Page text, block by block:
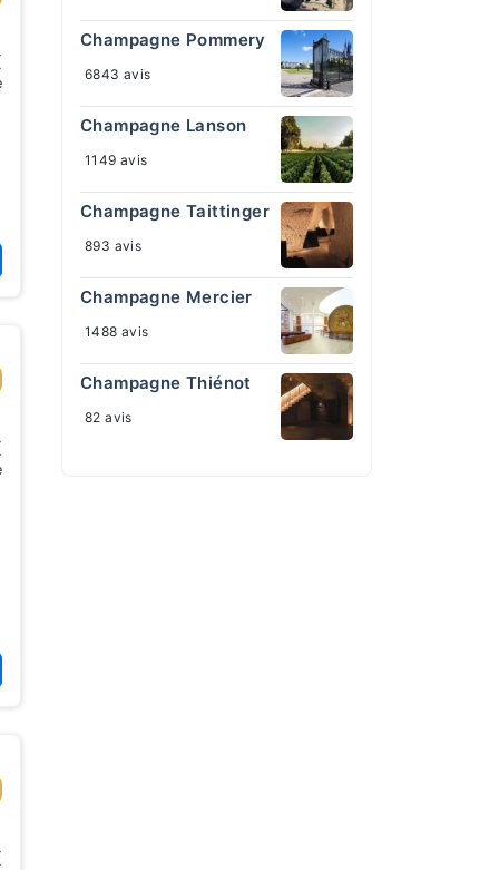
Champagne Pommery
6843 avis
Champagne Lanson
1149 avis
Champagne Taittinger
893 avis
Champagne Mercier
1488 avis
Champagne Thiénot
82 avis